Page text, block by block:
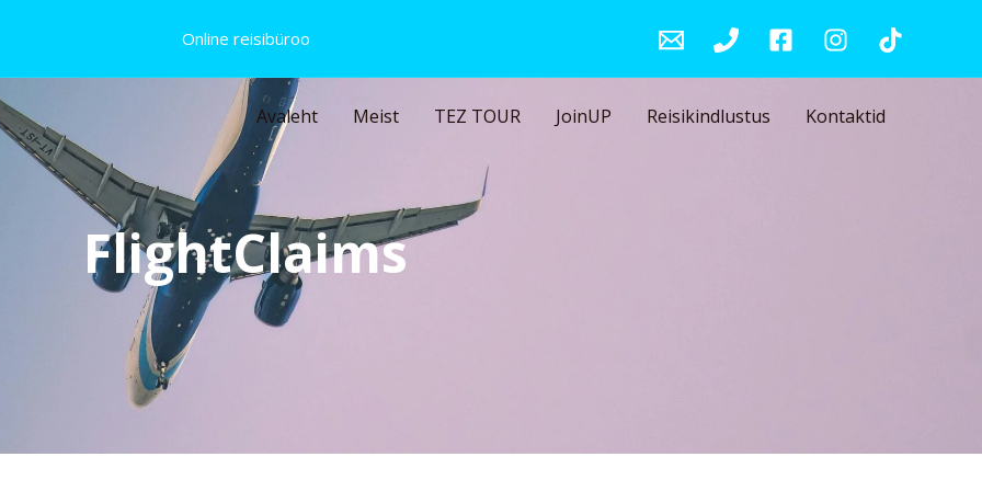
Online reisibüroo
Avaleht Meist TEZ TOUR JoinUP Reisikindlustus Kontaktid
FlightClaims